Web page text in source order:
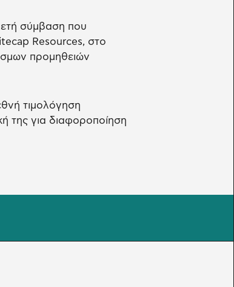
σύμβαση που
Resources, στο
προμηθειών
τιμολόγηση
της για διαφοροποίηση